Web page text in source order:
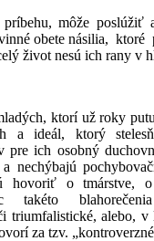
môže poslúžiť
obete násilia,
život nesú ich rany v
ktorí už roky
a ideál, ktorý
pre ich osobný
nechýbajú
hovoriť o tmárstve,
takéto
triumfalistické, alebo,
za tzv.